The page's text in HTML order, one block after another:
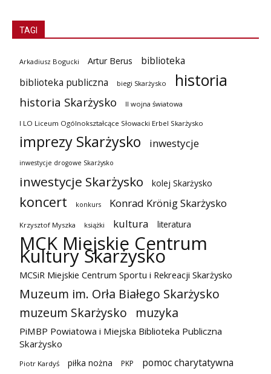
TAGI
Arkadiusz Bogucki Artur Berus
biblioteka
biblioteka publiczna
biegi Skarżysko historia
historia Skarżysko II wojna światowa
I LO Liceum Ogólnokształcące Słowacki Erbel Skarżysko
imprezy Skarżysko inwestycje
inwestycje drogowe Skarżysko
inwestycje Skarżysko kolej Skarżysko
koncert konkurs Konrad Krönig Skarżysko
Krzysztof Myszka książki kultura literatura
MCK Miejskie Centrum
Kultury Skarżysko
MCSiR Miejskie Centrum Sportu i Rekreacji Skarżysko
Muzeum im. Orła Białego Skarżysko
muzeum Skarżysko
muzyka
PiMBP Powiatowa i Miejska Biblioteka Publiczna
Skarżysko
Piotr Kardyś piłka nożna PKP
pomoc charytatywna